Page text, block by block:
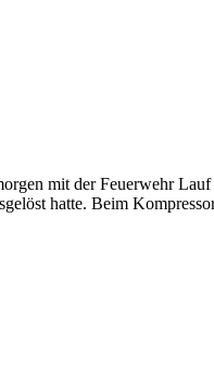
mit der Feuerwehr
hatte. Beim